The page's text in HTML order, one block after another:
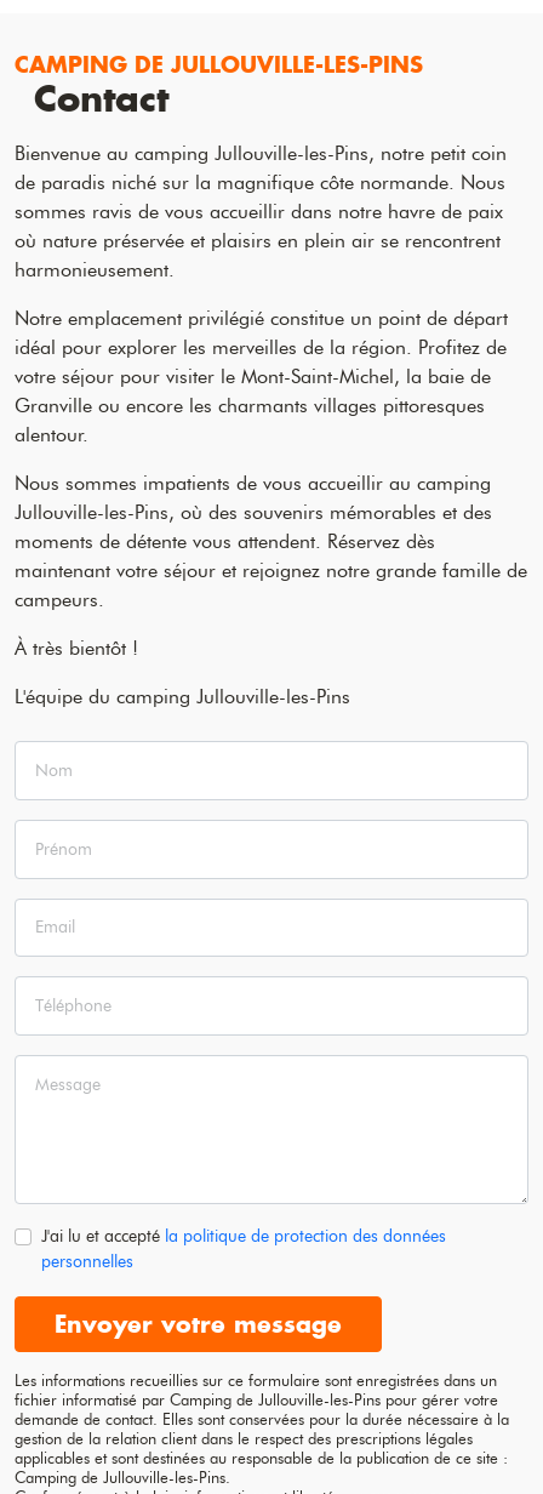
CAMPING DE JULLOUVILLE-LES-PINS
Contact
Bienvenue au camping Jullouville-les-Pins, notre petit coin
de paradis niché sur la magnifique côte normande. Nous
sommes ravis de vous accueillir dans notre havre de paix
où nature préservée et plaisirs en plein air se rencontrent
harmonieusement.
Notre emplacement privilégié constitue un point de départ
idéal pour explorer les merveilles de la région. Profitez de
votre séjour pour visiter le Mont-Saint-Michel, la baie de
Granville ou encore les charmants villages pittoresques
alentour.
Nous sommes impatients de vous accueillir au camping
Jullouville-les-Pins, où des souvenirs mémorables et des
moments de détente vous attendent. Réservez dès
maintenant votre séjour et rejoignez notre grande famille de
campeurs.
À très bientôt !
L'équipe du camping Jullouville-les-Pins
J'ai lu et accepté la politique de protection des données
personnelles
Envoyer votre message
Les informations recueillies sur ce formulaire sont enregistrées dans un
fichier informatisé par Camping de Jullouville-les-Pins pour gérer votre
demande de contact. Elles sont conservées pour la durée nécessaire à la
gestion de la relation client dans le respect des prescriptions légales
applicables et sont destinées au responsable de la publication de ce site :
Camping de Jullouville-les-Pins